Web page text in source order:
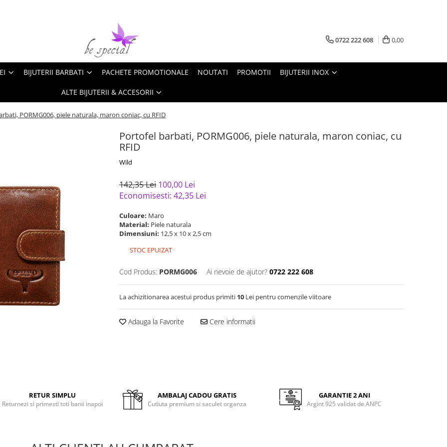
0722 222 608 0,00
BIJUTERII BARBATI PACHETE PROMOTIONALE NOUTATI PROMOTII BIJUTERII INOX
ALTE BIJUTERII & ACCESORII
PORMG006, piele naturala, maron coniac, cu RFID
Portofel barbati, PORMG006, piele naturala, maron coniac, cu
RFID
Wild
142,35 Lei 100,00 Lei
Economisesti: 42,35 Lei
Culoare: Maro
Material: Piele naturala
Dimensiuni: 12,5 x 10 x 2,5 cm
STOC EPUIZAT
Cod Produs: PORMG006 Ai nevoie de ajutor? 0722 222 608
La achizitionarea acestui produs primiti 10 Lei pentru comenzile viitoare
Adauga la Favorite Cere informatii
RETUR SIMPLU
Returnezi si primesti toti banii inapoi
AMBALAJ CADOU GRATIS
Cutiuta premium si saculet organza
GARANTIE 2 ANI
Argint 925 validat de ANPC